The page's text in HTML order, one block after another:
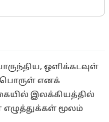
ஒளிக்கடவுள்
பொருள் எனக்
இலக்கியத்தில்
மூலம்